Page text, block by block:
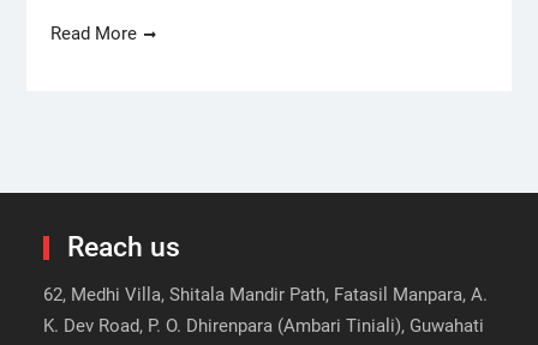
Read More
Reach us
62, Medhi Villa, Shitala Mandir Path, Fatasil Manpara, A.
K. Dev Road, P. O. Dhirenpara (Ambari Tiniali), Guwahati